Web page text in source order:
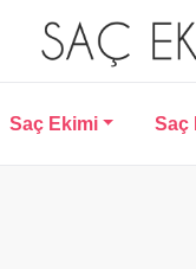
Saç Ekimi Saç